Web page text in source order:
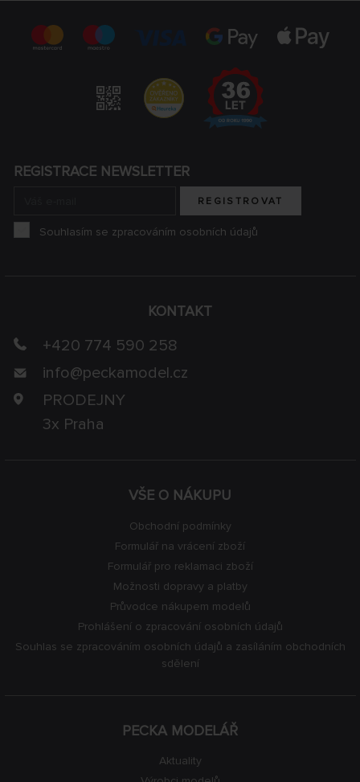
VŠE O NÁKUPU
Obchodní podmínky
Formulář na vrácení zboží
Formulář pro reklamaci zboží
Možnosti dopravy a platby
Průvodce nákupem modelů
Prohlášení o zpracování osobních údajů
Souhlas se zpracováním osobních údajů a zasíláním obchodních
sdělení
PECKA MODELÁŘ
Aktuality
KONTAKT
+420 774 590 258
info@peckamodel.cz
PRODEJNY
3x Praha
REGISTRACE NEWSLETTER
REGISTROVAT
Souhlasím se zpracováním osobních údajů